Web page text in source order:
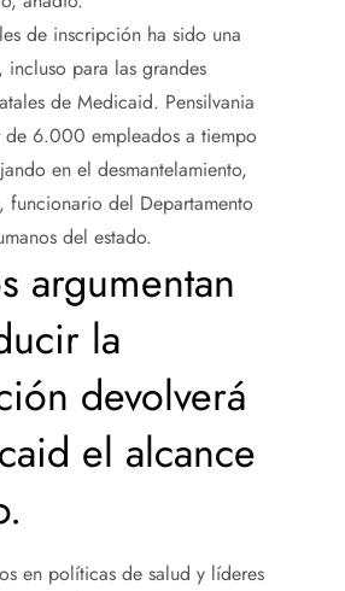
de inscripción ha sido una
para las grandes
de Medicaid. Pensilvania
de 6.000 empleados a tiempo
en el desmantelamiento,
funcionario del Departamento
del estado.
argumentan
la
devolverá
el alcance
en políticas de salud y líderes